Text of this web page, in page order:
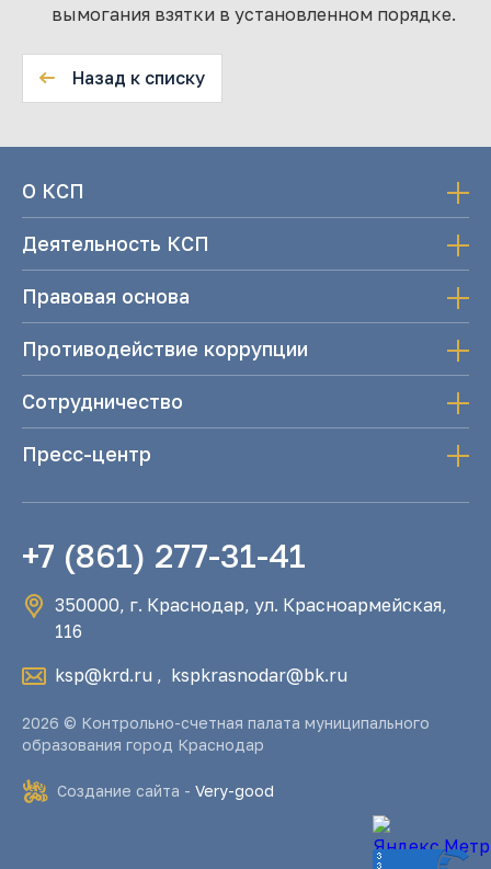
вымогания взятки в установленном порядке.
Назад к списку
О КСП
Деятельность КСП
Правовая основа
Противодействие коррупции
Сотрудничество
Пресс-центр
+7 (861) 277-31-41
350000, г. Краснодар, ул. Красноармейская,
116
ksp@krd.ru , kspkrasnodar@bk.ru
2026 © Контрольно-счетная палата муниципального
образования город Краснодар
Создание сайта - Very-good